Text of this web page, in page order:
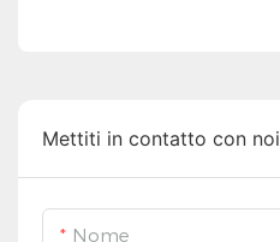
Mettiti in contatto con noi
Nome